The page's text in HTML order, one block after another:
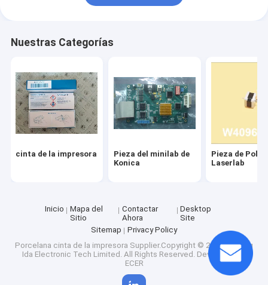
Nuestras Categorías
cinta de la impresora
Pieza del minilab de
Konica
Pieza de Poli
Laserlab
Inicio
Mapa del
Sitio
Contactar
Ahora
Desktop
Site
Sitemap
Privacy Policy
Porcelana cinta de la impresora Supplier.Copyright © 2025 Nanning
Ida Electronic Tech Limited. All Rights Reserved. Developed by
ECER